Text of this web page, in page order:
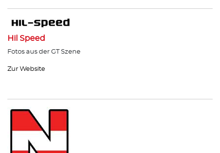
Hil Speed
Fotos aus der GT Szene
Zur Website